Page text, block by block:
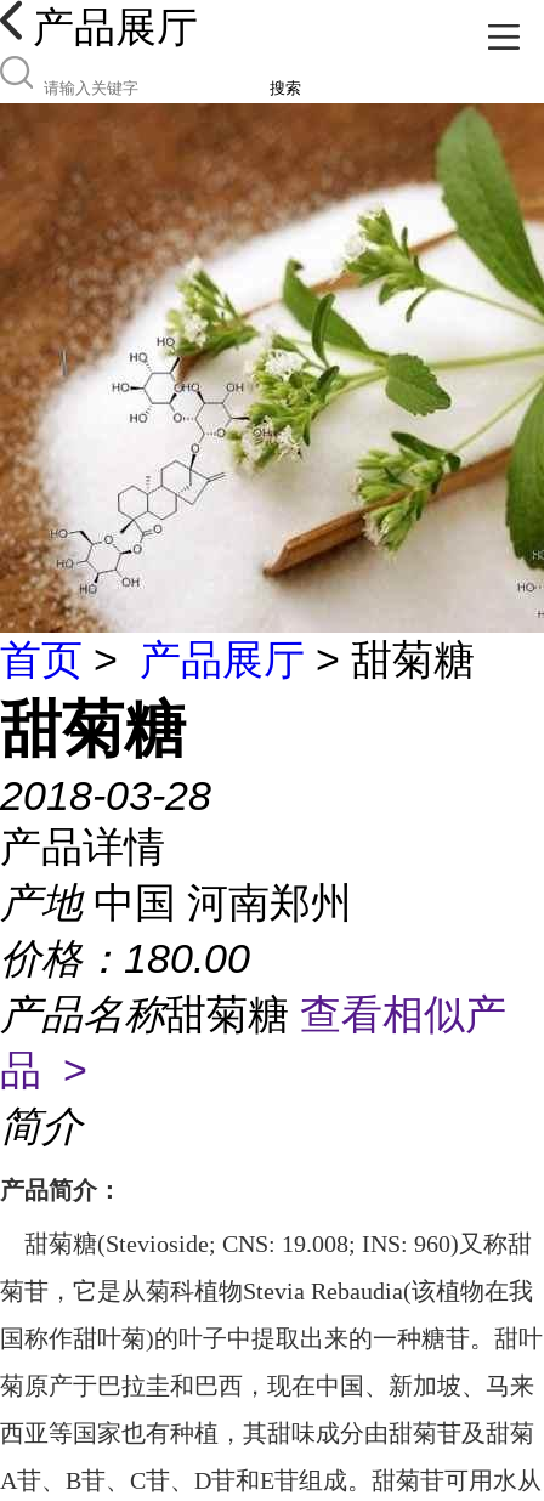
产品展厅
搜索
首页 > 产品展厅 > 甜菊糖
甜菊糖
2018-03-28
产品详情
产地 中国 河南郑州
价格： 180.00
产品名称甜菊糖 查看相似产
品 >
简介
产品简介：
甜菊糖(Stevioside; CNS: 19.008; INS: 960)又称甜
菊苷，它是从菊科植物Stevia Rebaudia(该植物在我
国称作甜叶菊)的叶子中提取出来的一种糖苷。甜叶
菊原产于巴拉圭和巴西，现在中国、新加坡、马来
西亚等国家也有种植，其甜味成分由甜菊苷及甜菊
A苷、B苷、C苷、D苷和E苷组成。甜菊苷可用水从